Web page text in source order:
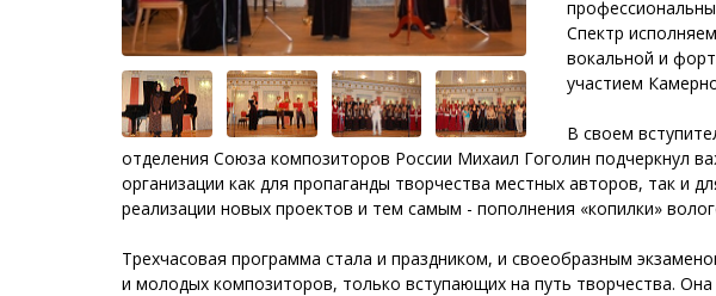
Спектр
вокальной и
участием
В своем
отделения Союза композиторов России Михаил Гоголин подчеркнул
организации как для пропаганды творчества местных авторов, так и
реализации новых проектов и тем самым - пополнения «копилки»
Трехчасовая программа стала и праздником, и своеобразным
и молодых композиторов, только вступающих на путь творчества.